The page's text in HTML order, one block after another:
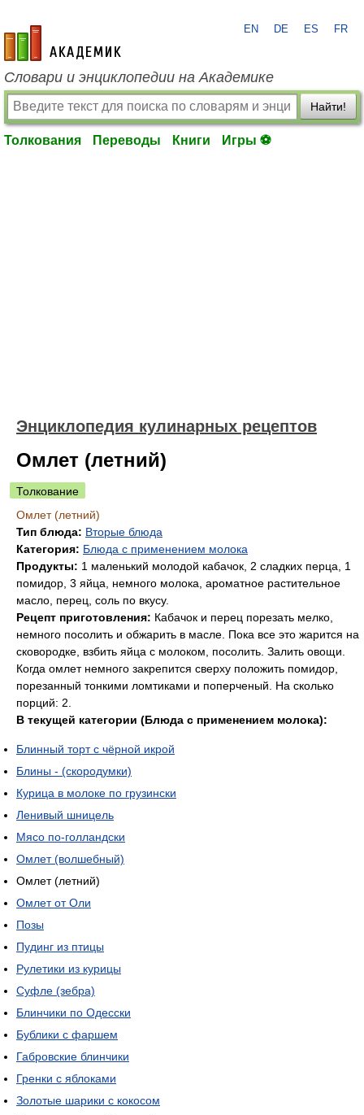
academic.ru
EN DE ES FR
Словари и энциклопедии на Академике
Найти!
Толкования Переводы Книги Игры ⚽
Энциклопедия кулинарных рецептов
Омлет (летний)
Толкование
Омлет (летний)
Тип блюда: Вторые блюда
Категория: Блюда с применением молока
Продукты: 1 маленький молодой кабачок, 2 сладких перца, 1
помидор, 3 яйца, немного молока, ароматное растительное
масло, перец, соль по вкусу.
Рецепт приготовления: Кабачок и перец порезать мелко,
немного посолить и обжарить в масле. Пока все это жарится на
сковородке, взбить яйца с молоком, посолить. Залить овощи.
Когда омлет немного закрепится сверху положить помидор,
порезанный тонкими ломтиками и поперченый. На сколько
порций: 2.
В текущей категории (Блюда с применением молока):
Блинный торт с чёрной икрой
Блины - (скородумки)
Курица в молоке по грузински
Ленивый шницель
Мясо по-голландски
Омлет (волшебный)
Омлет (летний)
Омлет от Оли
Позы
Пудинг из птицы
Рулетики из курицы
Cуфле (зебра)
Блинчики по Одесски
Бублики с фаршем
Габровские блинчики
Гренки с яблоками
Золотые шарики с кокосом